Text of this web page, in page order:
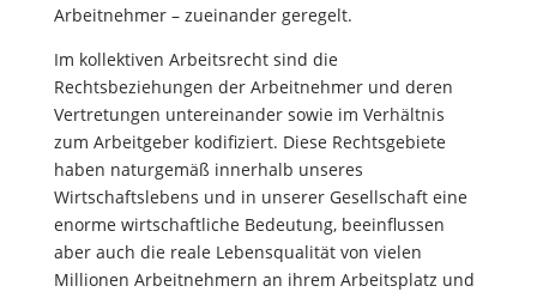
Arbeitnehmer – zueinander geregelt.
Im kollektiven Arbeitsrecht sind die
Rechtsbeziehungen der Arbeitnehmer und deren
Vertretungen untereinander sowie im Verhältnis
zum Arbeitgeber kodifiziert. Diese Rechtsgebiete
haben naturgemäß innerhalb unseres
Wirtschaftslebens und in unserer Gesellschaft eine
enorme wirtschaftliche Bedeutung, beeinflussen
aber auch die reale Lebensqualität von vielen
Millionen Arbeitnehmern an ihrem Arbeitsplatz und